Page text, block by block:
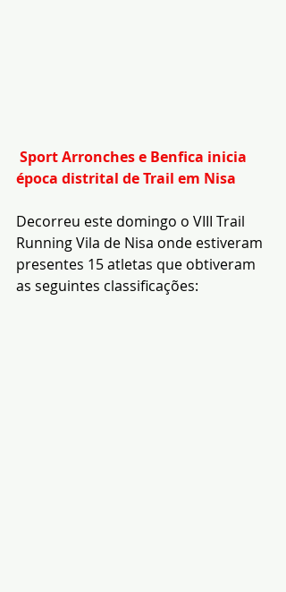
Sport Arronches e Benfica inicia
época distrital de Trail em Nisa
Decorreu este domingo o VIII Trail
Running Vila de Nisa onde estiveram
presentes 15 atletas que obtiveram
as seguintes classificações: